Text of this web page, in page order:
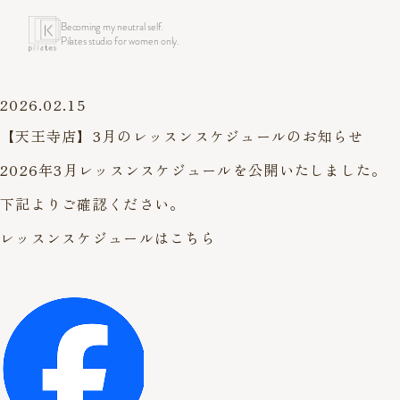
Becoming my neutral self.
Pilates studio for women only.
2026.02.15
【天王寺店】3月のレッスンスケジュールのお知らせ
2026年3月レッスンスケジュールを公開いたしました。
下記よりご確認ください。
レッスンスケジュールはこちら